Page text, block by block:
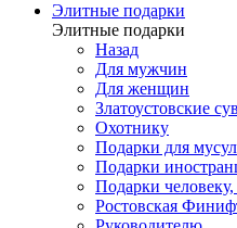
Элитные подарки
Элитные подарки
Назад
Для мужчин
Для женщин
Златоустовские
Охотнику
Подарки для
Подарки
Подарки человеку,
Ростовская